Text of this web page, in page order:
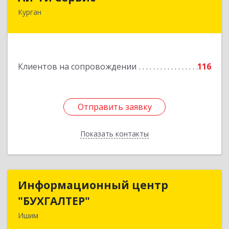
Курган
Клиентов на сопровождении 116
Отправить заявку
Показать контакты
Отправить заявку
Назад
Информационный центр
"БУХГАЛТЕР"
Ишим
Информационный центр